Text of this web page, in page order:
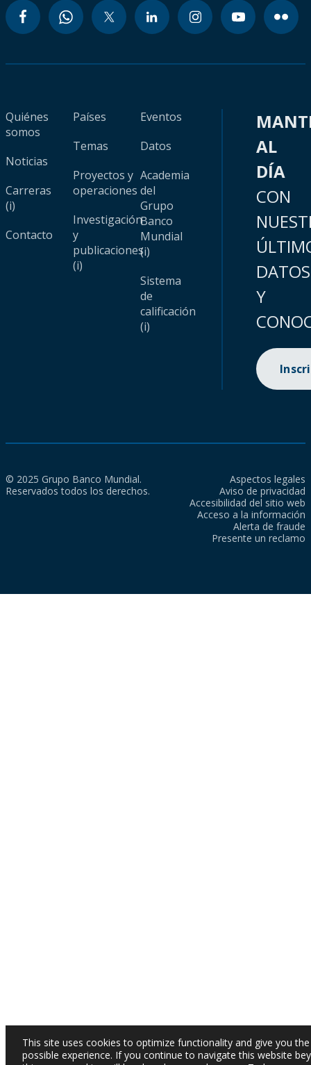
Quiénes
somos
Noticias
Carreras
(i)
Contacto
Países
Temas
Proyectos y
operaciones
Investigación
y
publicaciones
(i)
Eventos
Datos
Academia
del
Grupo
Banco
Mundial
(i)
Sistema
de
calificación
(i)
AL
DÍA
CON
DATOS
Y
© 2025 Grupo Banco Mundial.
Reservados todos los derechos.
Aspectos legales
Aviso de privacidad
Accesibilidad del sitio web
Acceso a la información
Alerta de fraude
Presente un reclamo
This site uses cookies to optimize functionality and give you
possible experience. If you continue to navigate this website